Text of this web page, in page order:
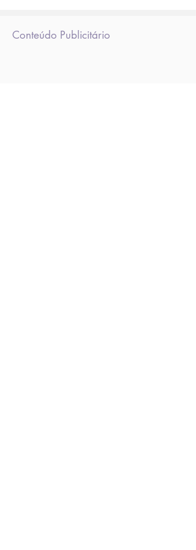
Conteúdo Publicitário